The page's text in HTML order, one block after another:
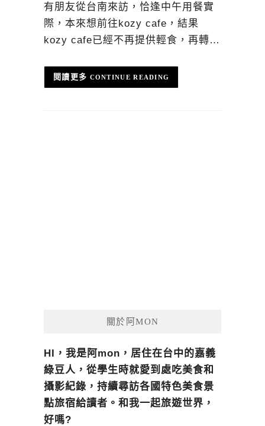
有朋友從台南來訪，恰逢中午用餐實
際，本來想前往kozy cafe，結果
kozy cafe已經不再提供輕食，再轉…
CONTINUE READING
關於阿MON
HI，我是阿mon，居住在台中的嘉義
綠豆人，從學生時就愛到處吃美食和
攝影紀錄，持續尋訪各國特色美食景
點旅宿給讀者。和我一起旅遊世界，
好嗎?